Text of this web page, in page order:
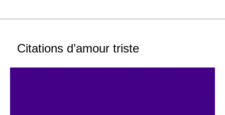
Citations d’amour triste